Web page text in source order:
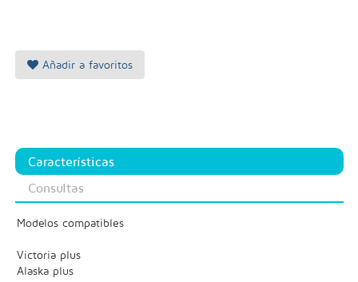
Añadir a favoritos
Características
Consultas
Modelos compatibles
Victoria plus
Alaska plus